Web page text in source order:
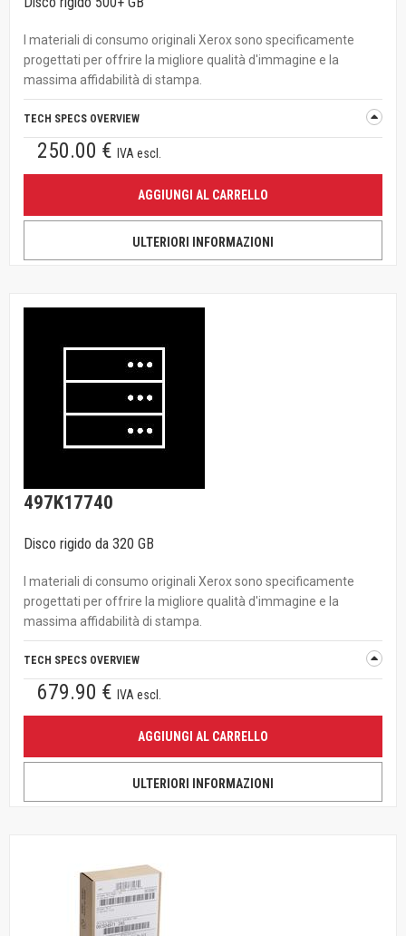
I materiali di consumo originali Xerox sono specificamente
progettati per offrire la migliore qualità d'immagine e la
massima affidabilità di stampa.
TECH SPECS OVERVIEW
250.00 € IVA escl.
AGGIUNGI AL CARRELLO
ULTERIORI INFORMAZIONI
497K17740
Disco rigido da 320 GB
I materiali di consumo originali Xerox sono specificamente
progettati per offrire la migliore qualità d'immagine e la
massima affidabilità di stampa.
TECH SPECS OVERVIEW
679.90 € IVA escl.
AGGIUNGI AL CARRELLO
ULTERIORI INFORMAZIONI